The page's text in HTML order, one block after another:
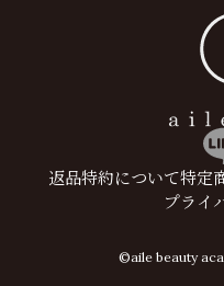
返品特約について特定
プライ
©aile beauty